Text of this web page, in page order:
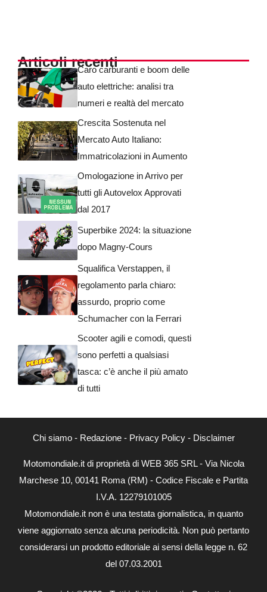
Articoli recentiCaro carburanti e boom delle
auto elettriche: analisi tra
numeri e realtà del mercato
Crescita Sostenuta nel
Mercato Auto Italiano:
Immatricolazioni in Aumento
Omologazione in Arrivo per
tutti gli Autovelox Approvati
dal 2017
Superbike 2024: la situazione
dopo Magny-Cours
Squalifica Verstappen, il
regolamento parla chiaro:
assurdo, proprio come
Schumacher con la Ferrari
Scooter agili e comodi, questi
sono perfetti a qualsiasi
tasca: c’è anche il più amato
di tutti
Chi siamo- Redazione- Privacy Policy- Disclaimer
Motomondiale.it di proprietà di WEB 365 SRL - Via Nicola
Marchese 10, 00141 Roma (RM) - Codice Fiscale e Partita
I.V.A. 12279101005
Motomondiale.it non è una testata giornalistica, in quanto
viene aggiornato senza alcuna periodicità. Non può pertanto
considerarsi un prodotto editoriale ai sensi della legge n. 62
del 07.03.2001